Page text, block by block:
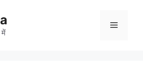
में
Menu